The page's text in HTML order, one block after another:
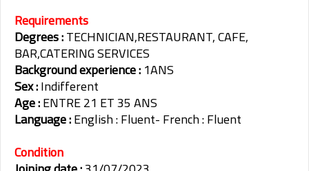
Requirements
Degrees :TECHNICIAN,RESTAURANT, CAFE,
BAR,CATERING SERVICES
Background experience :1ANS
Sex :Indifferent
Age :ENTRE 21 ET 35 ANS
Language :English : Fluent- French : Fluent
Condition